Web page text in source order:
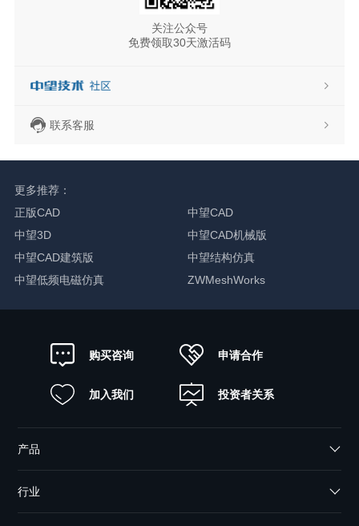
关注公众号
免费领取30天激活码
联系客服
更多推荐：
正版CAD
中望CAD
中望3D
中望CAD机械版
中望CAD建筑版
中望结构仿真
中望低频电磁仿真
ZWMeshWorks
购买咨询 申请合作
加入我们 投资者关系
产品
行业